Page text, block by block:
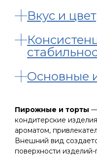
Вкус и
Основные
Пирожные и торты —
кондитерские
ароматом,
Внешний вид
поверхности